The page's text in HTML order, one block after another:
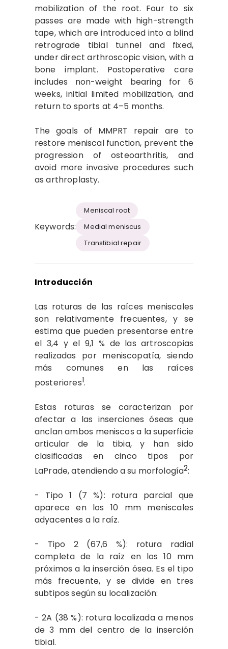
mobilization of the root. Four to six
passes are made with high-strength
tape, which are introduced into a blind
retrograde tibial tunnel and fixed,
under direct arthroscopic vision, with a
bone implant. Postoperative care
includes non-weight bearing for 6
weeks, initial limited mobilization, and
return to sports at 4–5 months.
The goals of MMPRT repair are to
restore meniscal function, prevent the
progression of osteoarthritis, and
avoid more invasive procedures such
as arthroplasty.
Keywords:
Meniscal root
Medial meniscus
Transtibial repair
Introducción
Las roturas de las raíces meniscales
son relativamente frecuentes, y se
estima que pueden presentarse entre
el 3,4 y el 9,1 % de las artroscopias
realizadas por meniscopatía, siendo
más comunes en las raíces
posteriores1.
Estas roturas se caracterizan por
afectar a las inserciones óseas que
anclan ambos meniscos a la superficie
articular de la tibia, y han sido
clasificadas en cinco tipos por
LaPrade, atendiendo a su morfología2:
- Tipo 1 (7 %): rotura parcial que
aparece en los 10 mm meniscales
adyacentes a la raíz.
- Tipo 2 (67,6 %): rotura radial
completa de la raíz en los 10 mm
próximos a la inserción ósea. Es el tipo
más frecuente, y se divide en tres
subtipos según su localización:
- 2A (38 %): rotura localizada a menos
de 3 mm del centro de la inserción
tibial.